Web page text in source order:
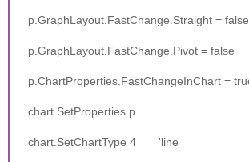
p.GraphLayout.FastChange.Straight = false
p.GraphLayout.FastChange.Pivot = false
p.ChartProperties.FastChangeInChart =
chart.SetProperties p
chart.SetChartType 4 'line